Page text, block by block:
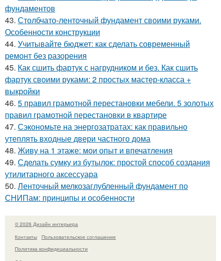
фундаментов
43. Столбчато-ленточный фундамент своими руками.
Особенности конструкции
44. Учитывайте бюджет: как сделать современный
ремонт без разорения
45. Как сшить фартук с нагрудником и без. Как сшить
фартук своими руками: 2 простых мастер-класса +
выкройки
46. 5 правил грамотной перестановки мебели. 5 золотых
правил грамотной перестановки в квартире
47. Сэкономьте на энергозатратах: как правильно
утеплять входные двери частного дома
48. Живу на 1 этаже: мои опыт и впечатления
49. Сделать сумку из бутылок: простой способ создания
утилитарного аксессуара
50. Ленточный мелкозаглубленный фундамент по
СНИПам: принципы и особенности
© 2026 Дизайн интерьера
Контакты
Пользовательское соглашение
Политика конфидециальности